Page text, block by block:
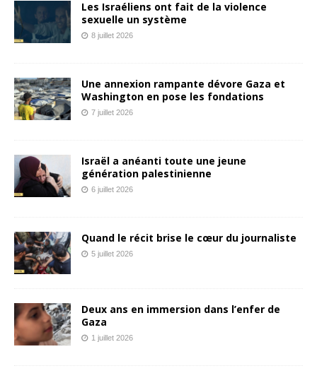
Les Israéliens ont fait de la violence
sexuelle un système
8 juillet 2026
Une annexion rampante dévore Gaza et
Washington en pose les fondations
7 juillet 2026
Israël a anéanti toute une jeune
génération palestinienne
6 juillet 2026
Quand le récit brise le cœur du journaliste
5 juillet 2026
Deux ans en immersion dans l’enfer de
Gaza
1 juillet 2026